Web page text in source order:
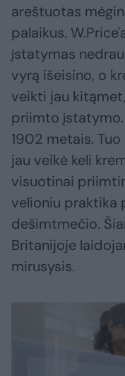
areštuotas
palaikus.
įstatymas
vyrą išeisino, o
veikti jau
priimto
1902 metais.
jau veikė keli
visuotinai
velioniu
dešimtmečio.
Britanijoje
mirusysis.